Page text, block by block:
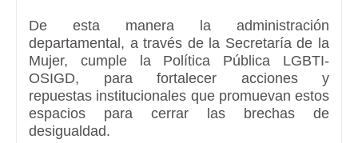
De esta manera la administración
departamental, a través de la Secretaría de la
Mujer, cumple la Política Pública LGBTI-
OSIGD, para fortalecer acciones y
repuestas institucionales que promuevan estos
espacios para cerrar las brechas de
desigualdad.